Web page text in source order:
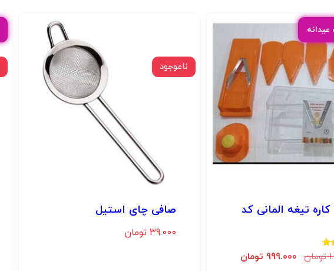
رنده 10 کاره تیغه المانی کد
تومان 999.000 تومان
ناموجود
صافی چای استیل
39.000 تومان